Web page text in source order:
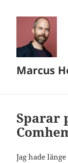
Marcus
Sparar
Jag hade